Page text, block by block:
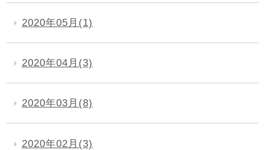
2020年05月(1)
2020年04月(3)
2020年03月(8)
2020年02月(3)